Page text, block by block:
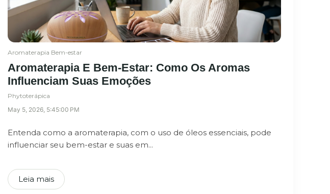
Aromaterapia Bem-estar
Aromaterapia E Bem-Estar: Como Os Aromas
Influenciam Suas Emoções
Phytoterápica
May 5, 2026, 5:45:00 PM
Entenda como a aromaterapia, com o uso de óleos essenciais, pode
influenciar seu bem-estar e suas em...
Leia mais